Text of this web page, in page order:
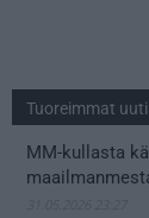
Tuoreimmat
MM-kullasta